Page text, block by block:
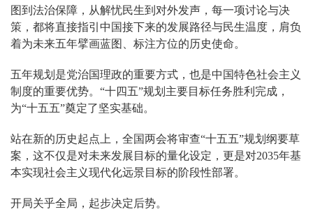
图到法治保障，从解忧民生到对外发声，每一项讨论与决
策，都将直接指引中国接下来的发展路径与民生温度，肩负
着为未来五年擘画蓝图、标注方位的历史使命。
五年规划是党治国理政的重要方式，也是中国特色社会主义
制度的重要优势。“十四五”规划主要目标任务胜利完成，
为“十五五”奠定了坚实基础。
站在新的历史起点上，全国两会将审查“十五五”规划纲要草
案，这不仅是对未来发展目标的量化设定，更是对2035年基
本实现社会主义现代化远景目标的阶段性部署。
开局关乎全局，起步决定后势。